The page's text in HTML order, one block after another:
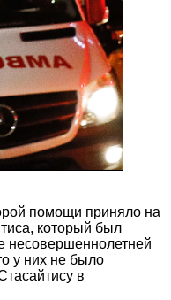
помощи приняло на
который был
несовершеннолетней
у них не было
в